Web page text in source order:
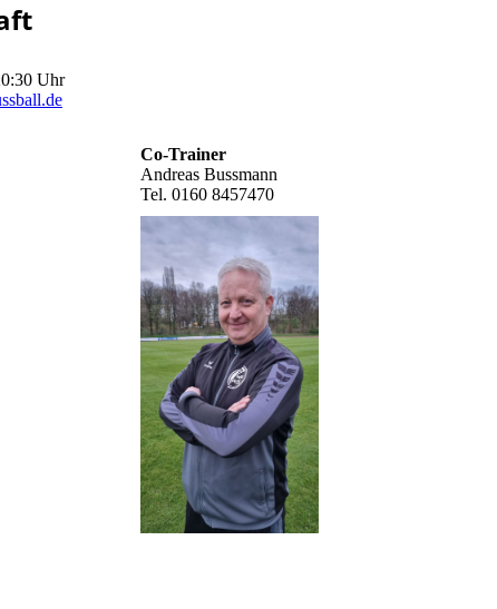
Uhr
Co-Trainer
Andreas Bussmann
Tel. 0160 8457470